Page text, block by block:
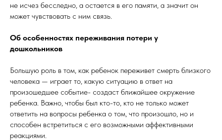
не исчез бесследно, а остается в его памяти, а значит он
может чувствовать с ним связь.
Об особенностях переживания потери у
дошкольников
Большую роль в том, как ребенок переживет смерть близкого
человека — играет то, какую ситуацию в ответ на
произошедшее событие- создаст ближайшее окружение
ребенка. Важно, чтобы был кто-то, кто не только может
ответить на вопросы ребенка о том, что произошло, но и
способен встретиться с его возможными аффективными
реакциями.